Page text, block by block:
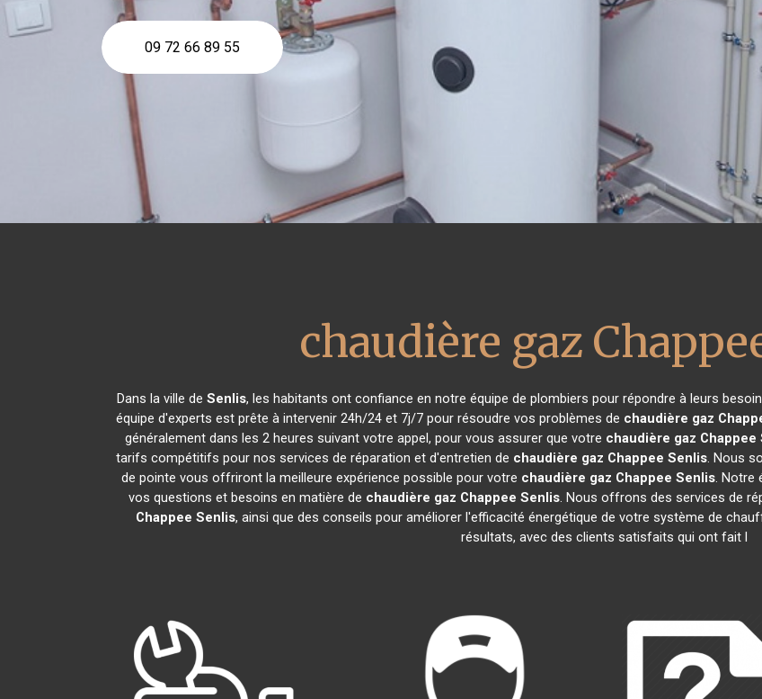
09 72 66 89 55
chaudière gaz
Dans la ville de Senlis, les habitants ont confiance en notre équipe de plombiers pour répondre à leurs
équipe d'experts est prête à intervenir 24h/24 et 7j/7 pour résoudre vos problèmes de chaudière gaz
généralement dans les 2 heures suivant votre appel, pour vous assurer que votre chaudière gaz Chappee
tarifs compétitifs pour nos services de réparation et d'entretien de chaudière gaz Chappee Senlis. Nous
de pointe vous offriront la meilleure expérience possible pour votre chaudière gaz Chappee Senlis. Notre
vos questions et besoins en matière de chaudière gaz Chappee Senlis. Nous offrons des services de
Chappee Senlis, ainsi que des conseils pour améliorer l'efficacité énergétique de votre système de
résultats, avec des clients satisfaits qui ont fait l